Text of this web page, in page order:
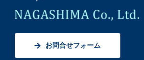
お問合せフォーム